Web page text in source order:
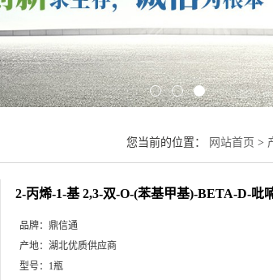
您当前的位置： 网站首页 >
2-丙烯-1-基 2,3-双-O-(苯基甲基)-BETA-D-吡
品牌： 鼎信通
产地： 湖北优质供应商
型号： 1瓶